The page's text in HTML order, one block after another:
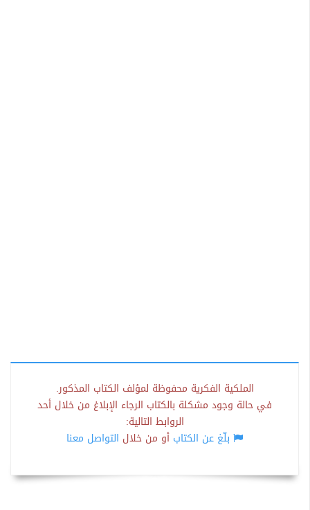
الملكية الفكرية محفوظة لمؤلف الكتاب المذكور.
في حالة وجود مشكلة بالكتاب الرجاء الإبلاغ من خلال أحد
الروابط التالية:
بلّغ عن الكتاب أو من خلال التواصل معنا